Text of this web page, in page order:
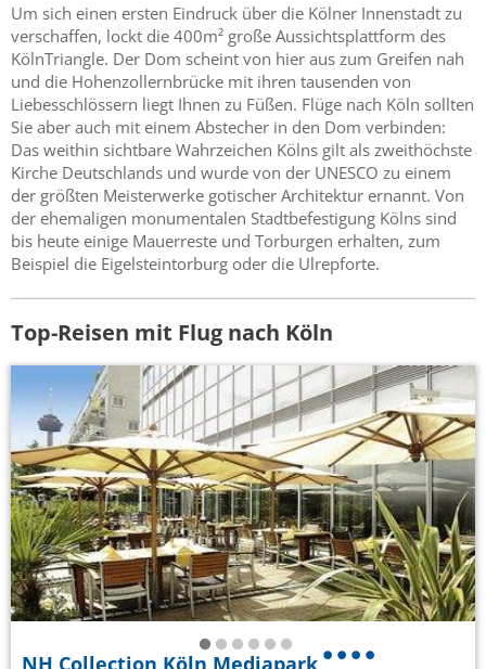
Um sich einen ersten Eindruck über die Kölner Innenstadt zu
verschaffen, lockt die 400m² große Aussichtsplattform des
KölnTriangle. Der Dom scheint von hier aus zum Greifen nah
und die Hohenzollernbrücke mit ihren tausenden von
Liebesschlössern liegt Ihnen zu Füßen. Flüge nach Köln sollten
Sie aber auch mit einem Abstecher in den Dom verbinden:
Das weithin sichtbare Wahrzeichen Kölns gilt als zweithöchste
Kirche Deutschlands und wurde von der UNESCO zu einem
der größten Meisterwerke gotischer Architektur ernannt. Von
der ehemaligen monumentalen Stadtbefestigung Kölns sind
bis heute einige Mauerreste und Torburgen erhalten, zum
Beispiel die Eigelsteintorburg oder die Ulrepforte.
Top-Reisen mit Flug nach Köln
NH Collection Köln Mediapark